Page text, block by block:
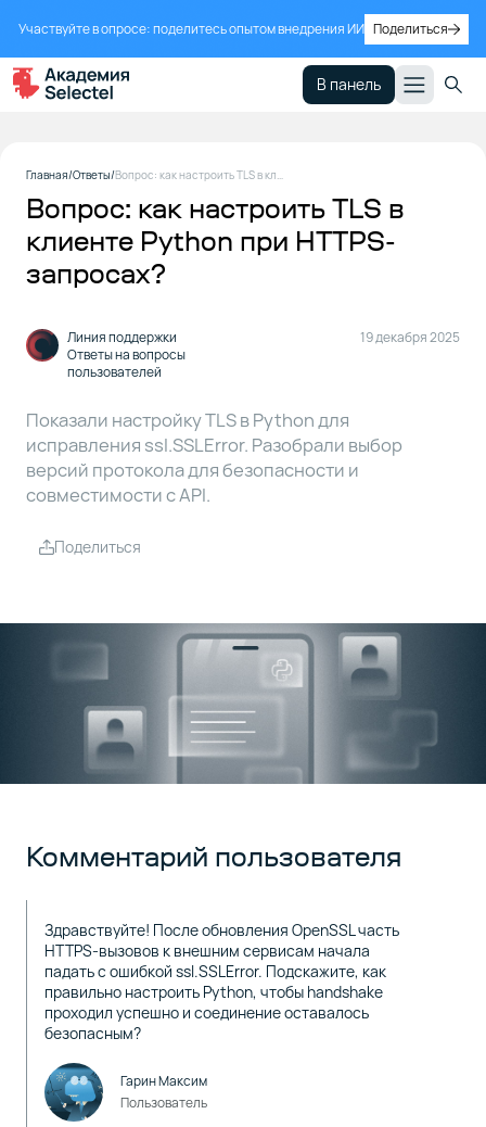
Участвуйте в опросе: поделитесь опытом внедрения ИИ Поделиться
В панель
1
пользователя
2
Ответ
специалиста
Главная Ответы Вопрос: как настроить TLS в клиенте Python при HTTPS-запросах?
Вопрос: как настроить TLS в
клиенте Python при HTTPS-
запросах?
Линия поддержки
Ответы на вопросы
пользователей
19 декабря 2025
Поделиться
Показали настройку TLS в Python для
исправления ssl.SSLError. Разобрали выбор
версий протокола для безопасности и
совместимости с API.
Комментарий пользователя
Здравствуйте! После обновления OpenSSL часть
HTTPS-вызовов к внешним сервисам начала
падать с ошибкой ssl.SSLError. Подскажите, как
правильно настроить Python, чтобы handshake
проходил успешно и соединение оставалось
безопасным?
Гарин Максим
Пользователь